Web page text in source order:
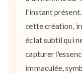
l'instant
cette création,
éclat subtil qui
capturer
immaculée,